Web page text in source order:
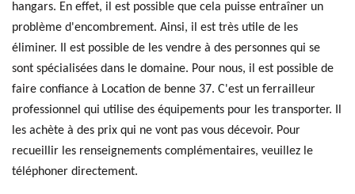
hangars. En effet, il est possible que cela puisse entraîner un
problème d'encombrement. Ainsi, il est très utile de les
éliminer. Il est possible de les vendre à des personnes qui se
sont spécialisées dans le domaine. Pour nous, il est possible de
faire confiance à Location de benne 37. C'est un ferrailleur
professionnel qui utilise des équipements pour les transporter. Il
les achète à des prix qui ne vont pas vous décevoir. Pour
recueillir les renseignements complémentaires, veuillez le
téléphoner directement.